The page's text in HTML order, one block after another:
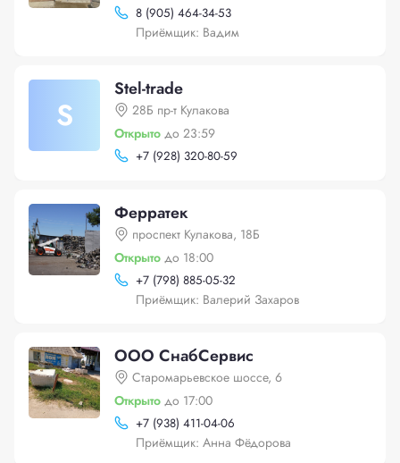
8 (905) 464-34-53
Приёмщик: Вадим
S
Stel-trade
28Б пр-т Кулакова
Открыто до 23:59
+7 (928) 320-80-59
Ферратек
проспект Кулакова, 18Б
Открыто до 18:00
+7 (798) 885-05-32
Приёмщик: Валерий Захаров
ООО СнабСервис
Старомарьевское шоссе, 6
Открыто до 17:00
+7 (938) 411-04-06
Приёмщик: Анна Фёдорова